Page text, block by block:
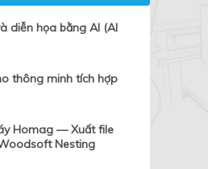
diễn họa bằng AI (AI
thông minh tích hợp
Homag — Xuất file
Nesting